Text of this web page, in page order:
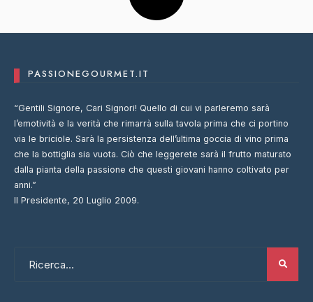
PASSIONEGOURMET.IT
“Gentili Signore, Cari Signori! Quello di cui vi parleremo sarà
l’emotività e la verità che rimarrà sulla tavola prima che ci portino
via le briciole. Sarà la persistenza dell’ultima goccia di vino prima
che la bottiglia sia vuota. Ciò che leggerete sarà il frutto maturato
dalla pianta della passione che questi giovani hanno coltivato per
anni.”
Il Presidente, 20 Luglio 2009.